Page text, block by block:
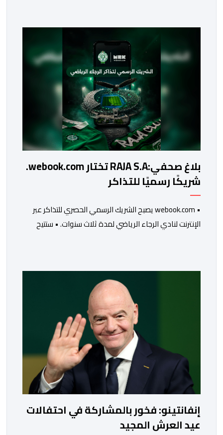
المتابعون في هذه القضية، وعلى رأسهم سعيد الناصري،
الرئيس السابق لنادي الوداد البيضاوي، وعبد النبي بعيوي،
الرئيس السابق لجهة الشرق، […]
بلاغ صحفي:RAJA S.A تختار webook.com.
شريكًا رسميًا للتذاكر
• webook.com يصبح الشريك الرسمي الحصري للتذاكر عبر
الإنترنت لنادي الرجاء الرياضي لمدة ثلاث سنوات. • ستتيح
وظائف مبتكرة، مثل اختيار المقاعد بدقة وعرضها ثلاثي
الأبعاد، والتذاكر الرقمية، وسوق رسمية لإعادة البيع، ومتجر
رسمي للمنتجات الرقمية. • […]
إنفانتينو: فخور بالمشاركة في احتفالات
عيد العرش المجيد